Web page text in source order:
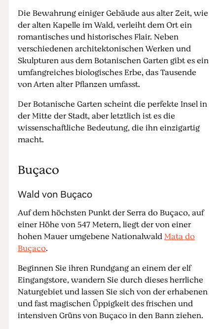
Die Bewahrung einiger Gebäude aus alter Zeit, wie
der alten Kapelle im Wald, verleiht dem Ort ein
romantisches und historisches Flair. Neben
verschiedenen architektonischen Werken und
Skulpturen aus dem Botanischen Garten gibt es ein
umfangreiches biologisches Erbe, das Tausende
von Arten alter Pflanzen umfasst.
Der Botanische Garten scheint die perfekte Insel in
der Mitte der Stadt, aber letztlich ist es die
wissenschaftliche Bedeutung, die ihn einzigartig
macht.
Buçaco
Wald von Buçaco
Auf dem höchsten Punkt der Serra do Buçaco, auf
einer Höhe von 547 Metern, liegt der von einer
hohen Mauer umgebene NationalwaldMata do
Buçaco.
Beginnen Sie ihren Rundgang an einem der elf
Eingangstore, wandern Sie durch dieses herrliche
Naturgebiet und lassen Sie sich von der erhabenen
und fast magischen Üppigkeit des frischen und
intensiven Grüns von Buçaco in den Bann ziehen.